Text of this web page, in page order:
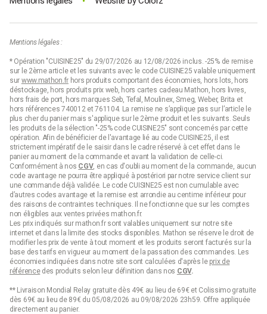
Mentions légales :
* Opération "CUISINE25" du 29/07/2026 au 12/08/2026 inclus. -25% de remise
sur le 2ème article et les suivants avec le code CUISINE25 valable uniquement
sur www.mathon.frhors produits comportant des économies, hors lots, hors
déstockage, hors produits prix web, hors cartes cadeau Mathon, hors livres,
hors frais de port, hors marques Seb, Tefal, Moulinex, Smeg, Weber, Brita et
hors références 740012 et 761104. La remise ne s’applique pas sur l’article le
plus cher du panier mais s'applique sur le 2ème produit et les suivants. Seuls
les produits de la sélection "-25% code CUISINE25" sont concernés par cette
opération. Afin de bénéficier de l'avantage lié au code CUISINE25, il est
strictement impératif de le saisir dans le cadre réservé à cet effet dans le
panier au moment de la commande et avant la validation de celle-ci.
Conformément à nos CGV, en cas d'oubli au moment de la commande, aucun
code avantage ne pourra être appliqué à postériori par notre service client sur
une commande déjà validée. Le code CUISINE25 est non cumulable avec
d’autres codes avantage et la remise est arrondie au centime inférieur pour
des raisons de contraintes techniques. Il ne fonctionne que sur les comptes
non éligibles aux ventes privées mathon.fr.
Les prix indiqués sur mathon.fr sont valables uniquement sur notre site
internet et dans la limite des stocks disponibles. Mathon se réserve le droit de
modifier les prix de vente à tout moment et les produits seront facturés sur la
base des tarifs en vigueur au moment de la passation des commandes. Les
économies indiquées dans notre site sont calculées d'après le prix de
référencedes produits selon leur définition dans nos CGV.
** Livraison Mondial Relay gratuite dès 49€ au lieu de 69€ et Colissimo gratuite
dès 69€ au lieu de 89€ du 05/08/2026 au 09/08/2026 23h59. Offre appliquée
directement au panier.